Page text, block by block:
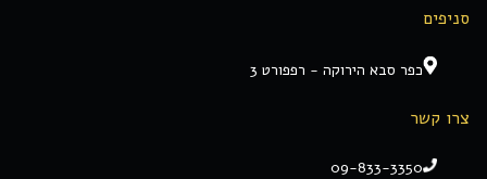
סניפים
כפר סבא הירוקה - רפפורט 3
צרו קשר
09-833-3350